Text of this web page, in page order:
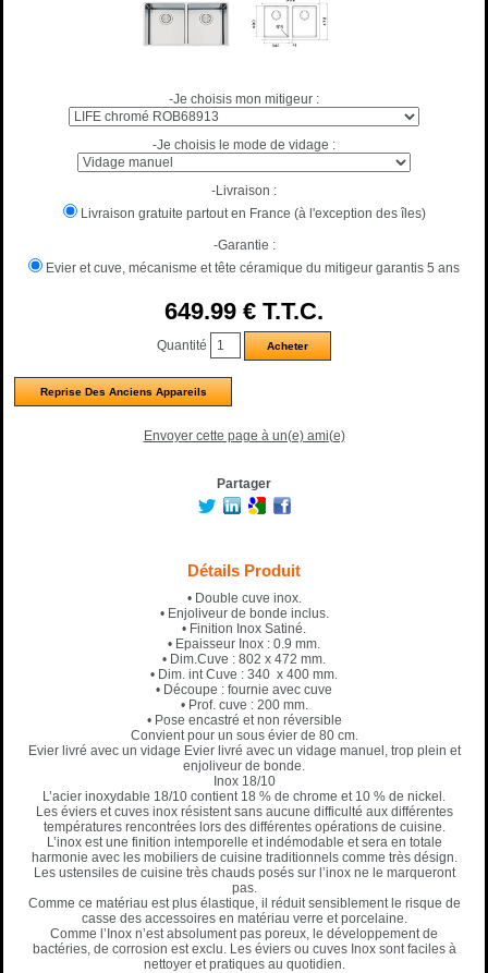
-Je choisis mon mitigeur :
-Je choisis le mode de vidage :
-Livraison :
Livraison gratuite partout en France (à l'exception des îles)
-Garantie :
Evier et cuve, mécanisme et tête céramique du mitigeur garantis 5 ans
649.99 € T.T.C.
Quantité
Reprise Des Anciens Appareils
Envoyer cette page à un(e) ami(e)
Partager
Détails Produit
• Double cuve inox.
• Enjoliveur de bonde inclus.
• Finition Inox Satiné.
• Epaisseur Inox : 0.9 mm.
• Dim.Cuve : 802 x 472 mm.
• Dim. int Cuve : 340 x 400 mm.
• Découpe : fournie avec cuve
• Prof. cuve : 200 mm.
• Pose encastré et non réversible
Convient pour un sous évier de 80 cm.
Evier livré avec un vidage Evier livré avec un vidage manuel, trop plein et
enjoliveur de bonde.
Inox 18/10
L’acier inoxydable 18/10 contient 18 % de chrome et 10 % de nickel.
Les éviers et cuves inox résistent sans aucune difficulté aux différentes
températures rencontrées lors des différentes opérations de cuisine.
L’inox est une finition intemporelle et indémodable et sera en totale
harmonie avec les mobiliers de cuisine traditionnels comme très désign.
Les ustensiles de cuisine très chauds posés sur l’inox ne le marqueront
pas.
Comme ce matériau est plus élastique, il réduit sensiblement le risque de
casse des accessoires en matériau verre et porcelaine.
Comme l’Inox n’est absolument pas poreux, le développement de
bactéries, de corrosion est exclu. Les éviers ou cuves Inox sont faciles à
nettoyer et pratiques au quotidien.